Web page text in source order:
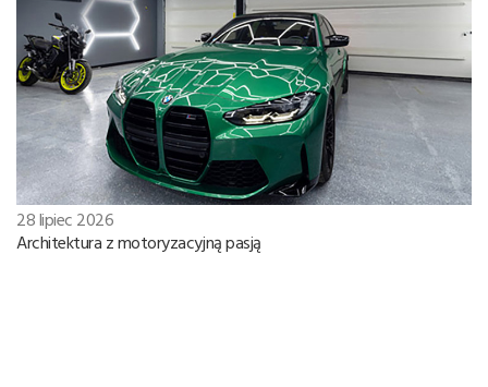
28 lipiec 2026
Architektura z motoryzacyjną pasją